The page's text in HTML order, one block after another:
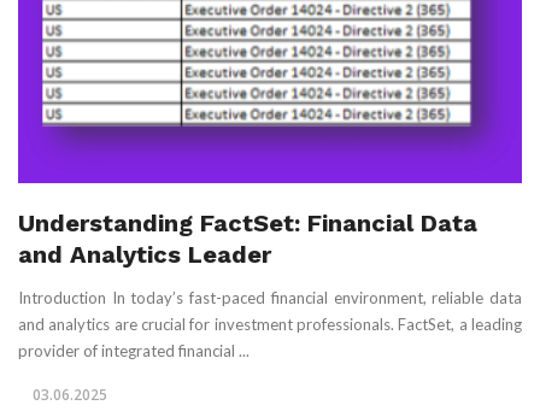
Understanding FactSet: Financial Data
and Analytics Leader
Introduction In today’s fast-paced financial environment, reliable data
and analytics are crucial for investment professionals. FactSet, a leading
provider of integrated financial ...
03.06.2025